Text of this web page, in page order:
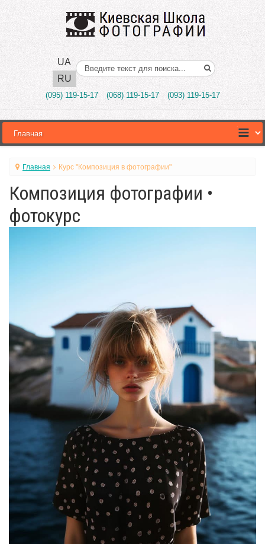
UA
RU
Поиск..
(095) 119-15-17 (068) 119-15-17 (093) 119-15-17
Главная Курс "Композиция в фотографии"
Композиция фотографии •
фотокурс